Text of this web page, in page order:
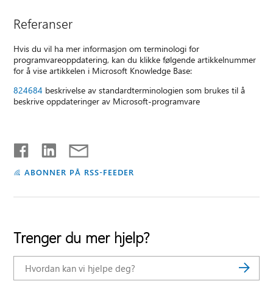
Referanser
Hvis du vil ha mer informasjon om terminologi for
programvareoppdatering, kan du klikke følgende artikkelnummer
for å vise artikkelen i Microsoft Knowledge Base:
824684 beskrivelse av standardterminologien som brukes til å
beskrive oppdateringer av Microsoft-programvare
ABONNER PÅ RSS-FEEDER
Trenger du mer hjelp?